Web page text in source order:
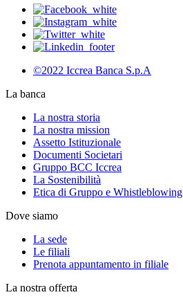
©2022 Iccrea Banca S.p.A
La banca
La nostra storia
La nostra mission
Assetto Istituzionale
Documenti Societari
Gruppo BCC Iccrea
La Sostenibilità
Etica di Gruppo e Whistleblowing
Dove siamo
La sede
Le filiali
Prenota appuntamento in filiale
La nostra offerta